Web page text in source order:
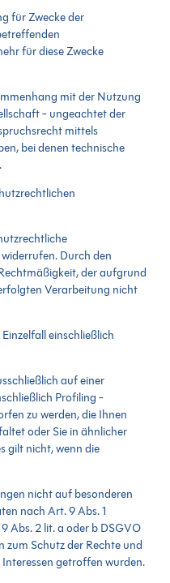
für Zwecke der
für diese Zwecke
mit der Nutzung
- ungeachtet der
mittels
bei denen technische
Durch den
der aufgrund
Verarbeitung nicht
einschließlich
auf einer
Profiling -
zu werden, die Ihnen
oder Sie in ähnlicher
gilt nicht, wenn die
nicht auf besonderen
nach Art. 9 Abs. 1
Abs. 2 lit. a oder b DSGVO
Schutz der Rechte und
getroffen wurden.